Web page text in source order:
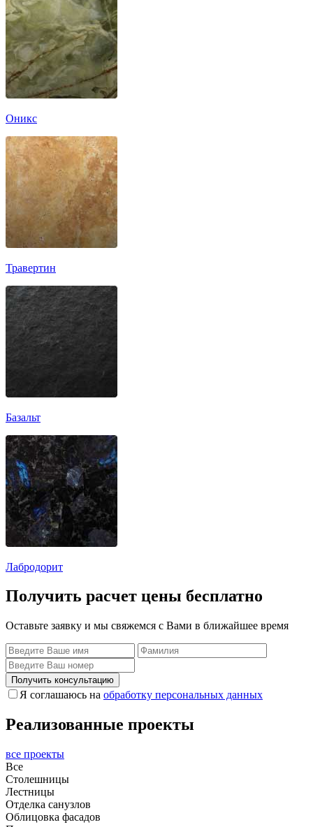
Оникс
Травертин
Базальт
Лабродорит
Получить расчет цены бесплатно
Оставьте заявку и мы свяжемся с Вами в ближайшее время
Получить консультацию
Я соглашаюсь на обработку персональных данных
Реализованные проекты
все проекты
Все
Столешницы
Лестницы
Отделка санузлов
Облицовка фасадов